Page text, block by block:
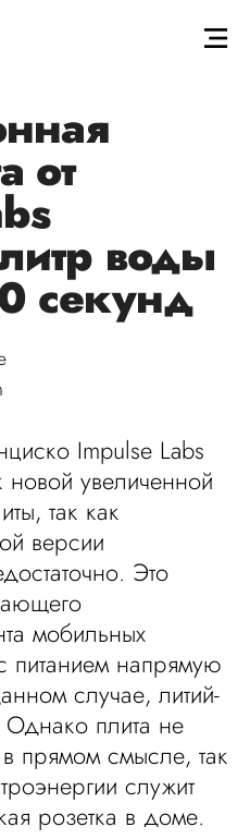
от
воды
секунд
Impulse Labs
увеличенной
так как
версии
Это
мобильных
питанием напрямую
случае, литий-
Однако плита не
прямом смысле, так
служит
розетка в доме.